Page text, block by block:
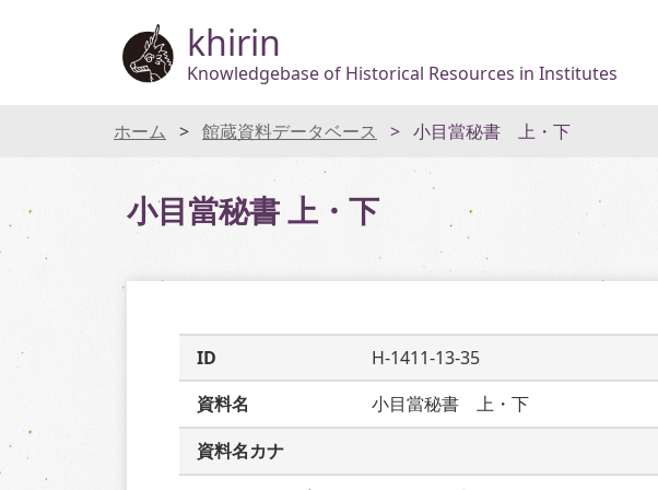
khirin
Knowledgebase of Historical Resources in Institutes
ホーム 館蔵資料データベース 小目當秘書 上・下
小目當秘書 上・下
ID
H-1411-13-35
資料名
小目當秘書　上・下
資料名カナ